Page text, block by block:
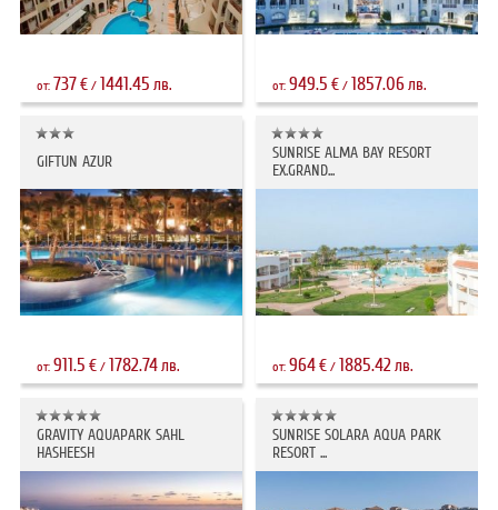
от: 737€/ 1441.45 лв. от:949.5 € / 1857.06лв.
GIFTUN AZUR
от: 911.5 €/ 1782.74лв.
SUNRISE ALMA BAY RESORT
EX.GRAND...
от:964€ / 1885.42лв.
GRAVITY AQUAPARK SAHL
HASHEESH
SUNRISE SOLARA AQUA PARK
RESORT ...